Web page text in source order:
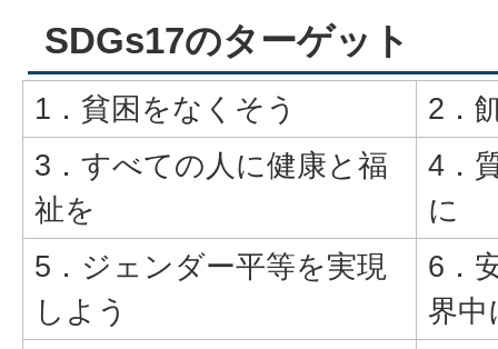
SDGs17のターゲット
1．貧困をなくそう
2．
3．すべての人に健康と福
祉を
4．
に
5．ジェンダー平等を実現
しよう
6．
界中